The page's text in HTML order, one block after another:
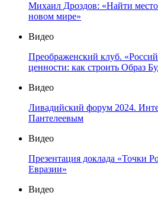
Михаил Дроздов: «Найти место
новом мире»
Видео
Преображенский клуб.
ценности: как строить Образ
Видео
Ливадийский форум 2024.
Пантелеевым
Видео
Презентация доклада «Точки
Евразии»
Видео